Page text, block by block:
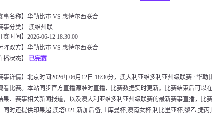
事名称】华勒比市 VS 惠特尔西联合
事分类】 澳维州联
赛时间】2026-06-12 18:30:00
阵双方】华勒比市 VS 惠特尔西联合
播状态】 已完赛
事详情】北京时间2026年06月12日 18:30分，澳大利亚维多利亚州级联赛 : 华
看比赛。本站同步官方直播源准时直播，比赛数据实时更新。比赛结束后可以
果、赛事相关新闻报道，以及澳大利亚维多利亚州级联赛的最新赛事直播，比
同时还提供印果超,澳塔U21,新加后备,土库曼杯,澳南女杯,利比里亚杯,黎乙,捷